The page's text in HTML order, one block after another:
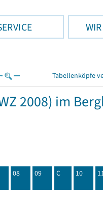
Tabellenköpfe
2008) im
08 09 C 10